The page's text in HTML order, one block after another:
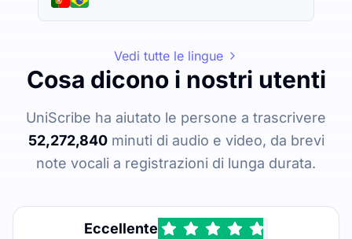
Vedi tutte le lingue
Cosa dicono i nostri utenti
UniScribe ha aiutato le persone a trascrivere
52,272,840minuti di audio e video, da brevi
note vocali a registrazioni di lunga durata.
Eccellente